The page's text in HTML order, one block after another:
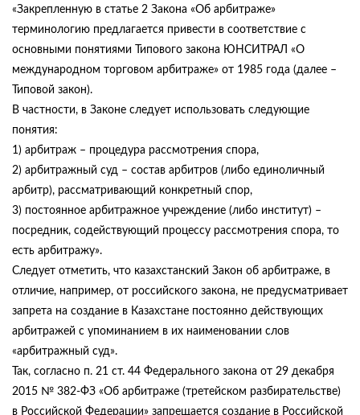
«Закрепленную в статье 2 Закона «Об арбитраже»
терминологию предлагается привести в соответствие с
основными понятиями Типового закона ЮНСИТРАЛ «О
международном торговом арбитраже» от 1985 года (далее –
Типовой закон).
В частности, в Законе следует использовать следующие
понятия:
1) арбитраж – процедура рассмотрения спора,
2) арбитражный суд – состав арбитров (либо единоличный
арбитр), рассматривающий конкретный спор,
3) постоянное арбитражное учреждение (либо институт) –
посредник, содействующий процессу рассмотрения спора, то
есть арбитражу».
Следует отметить, что казахстанский Закон об арбитраже, в
отличие, например, от российского закона, не предусматривает
запрета на создание в Казахстане постоянно действующих
арбитражей с упоминанием в их наименовании слов
«арбитражный суд».
Так, согласно п. 21 ст. 44 Федерального закона от 29 декабря
2015 № 382-ФЗ «Об арбитраже (третейском разбирательстве)
в Российской Федерации» запрещается создание в Российской